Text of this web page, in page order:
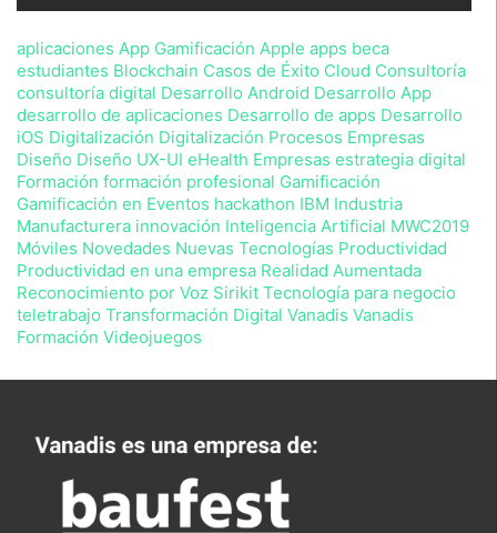
Política
de
Privacidad
,
sin
perjuicio
de
que
en
cualquier
momento
podrá
ejercitar
sus
derechos
con
a
vigente.
aplicaciones App Gamificación Apple apps beca
estudiantes Blockchain Casos de Éxito Cloud Consultoría
consultoría digital Desarrollo Android Desarrollo App
desarrollo de aplicaciones Desarrollo de apps Desarrollo
iOS Digitalización Digitalización Procesos Empresas
Diseño Diseño UX-UI eHealth Empresas estrategia digital
Formación formación profesional Gamificación
Gamificación en Eventos hackathon IBM Industria
Manufacturera innovación Inteligencia Artificial MWC2019
Móviles Novedades Nuevas Tecnologías Productividad
Productividad en una empresa Realidad Aumentada
Reconocimiento por Voz Sirikit Tecnología para negocio
teletrabajo Transformación Digital Vanadis Vanadis
Formación Videojuegos